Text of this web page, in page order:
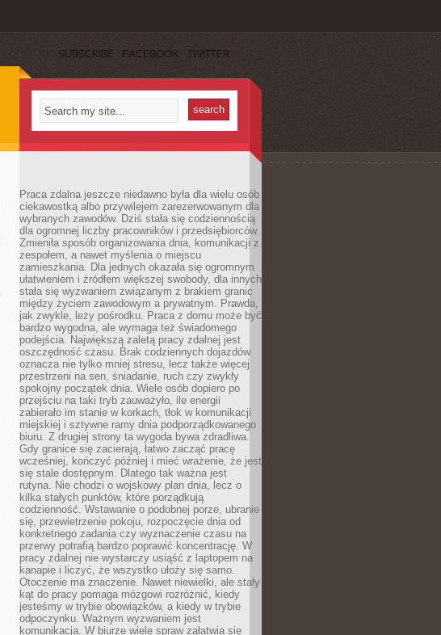
SUBSCRIBE FACEBOOK TWITTER
Praca zdalna jeszcze niedawno była dla wielu osób
ciekawostką albo przywilejem zarezerwowanym dla
wybranych zawodów. Dziś stała się codziennością
dla ogromnej liczby pracowników i przedsiębiorców.
Zmieniła sposób organizowania dnia, komunikacji z
zespołem, a nawet myślenia o miejscu
zamieszkania. Dla jednych okazała się ogromnym
ułatwieniem i źródłem większej swobody, dla innych
stała się wyzwaniem związanym z brakiem granic
między życiem zawodowym a prywatnym. Prawda,
jak zwykle, leży pośrodku. Praca z domu może być
bardzo wygodna, ale wymaga też świadomego
podejścia. Największą zaletą pracy zdalnej jest
oszczędność czasu. Brak codziennych dojazdów
oznacza nie tylko mniej stresu, lecz także więcej
przestrzeni na sen, śniadanie, ruch czy zwykły
spokojny początek dnia. Wiele osób dopiero po
przejściu na taki tryb zauważyło, ile energii
zabierało im stanie w korkach, tłok w komunikacji
miejskiej i sztywne ramy dnia podporządkowanego
biuru. Z drugiej strony ta wygoda bywa zdradliwa.
Gdy granice się zacierają, łatwo zacząć pracę
wcześniej, kończyć później i mieć wrażenie, że jest
się stale dostępnym. Dlatego tak ważna jest
rutyna. Nie chodzi o wojskowy plan dnia, lecz o
kilka stałych punktów, które porządkują
codzienność. Wstawanie o podobnej porze, ubranie
się, przewietrzenie pokoju, rozpoczęcie dnia od
konkretnego zadania czy wyznaczenie czasu na
przerwy potrafią bardzo poprawić koncentrację. W
pracy zdalnej nie wystarczy usiąść z laptopem na
kanapie i liczyć, że wszystko ułoży się samo.
Otoczenie ma znaczenie. Nawet niewielki, ale stały
kąt do pracy pomaga mózgowi rozróżnić, kiedy
jesteśmy w trybie obowiązków, a kiedy w trybie
odpoczynku. Ważnym wyzwaniem jest
komunikacja. W biurze wiele spraw załatwia się